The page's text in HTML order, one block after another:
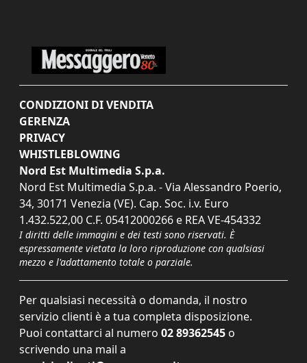
CONDIZIONI DI VENDITA
GERENZA
PRIVACY
WHISTLEBLOWING
Nord Est Multimedia S.p.a.
Nord Est Multimedia S.p.a. - Via Alessandro Poerio,
34, 30171 Venezia (VE). Cap. Soc. i.v. Euro
1.432.522,00 C.F. 05412000266 e REA VE-454332
I diritti delle immagini e dei testi sono riservati. È
espressamente vietata la loro riproduzione con qualsiasi
mezzo e l'adattamento totale o parziale.
Per qualsiasi necessità o domanda, il nostro
servizio clienti è a tua completa disposizione.
Puoi contattarci al numero 02 89362545 o
scrivendo una mail a